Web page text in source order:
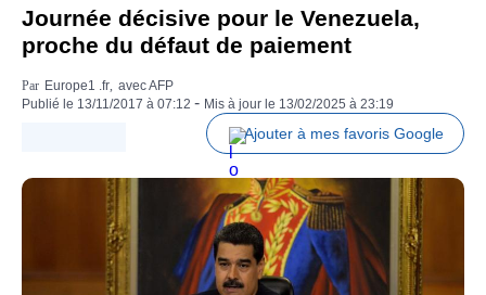
Journée décisive pour le Venezuela,
proche du défaut de paiement
Par Europe1 .fr, Texte
de
avec AFP
Publié le 13/11/2017 à 07:12 - Mis à jour le 13/02/2025 à 23:19
Ajouter à mes favoris Google